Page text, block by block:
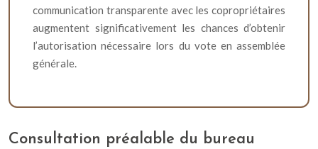
communication transparente avec les copropriétaires
augmentent significativement les chances d’obtenir
l’autorisation nécessaire lors du vote en assemblée
générale.
Consultation préalable du bureau